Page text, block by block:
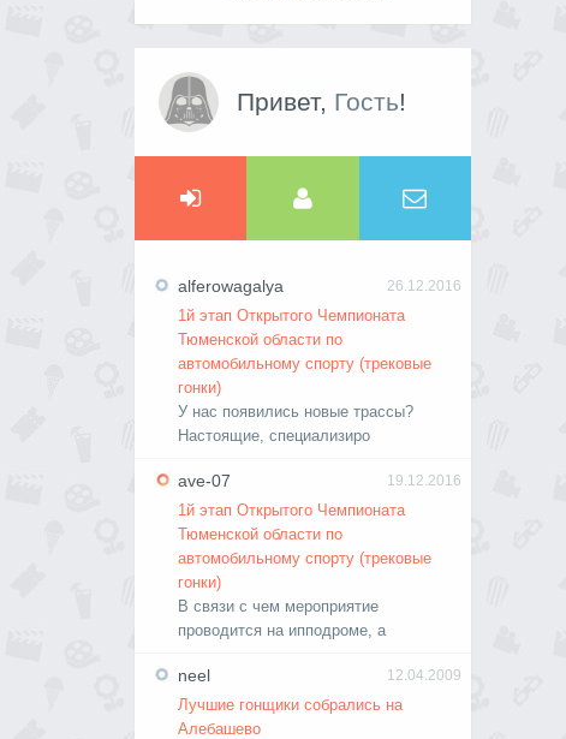
Привет, Гость!
26.12.2016
alferowagalya
1й этап Открытого Чемпионата
Тюменской области по
автомобильному спорту (трековые
гонки)
У нас появились новые трассы?
Настоящие, специализиро
19.12.2016
ave-07
1й этап Открытого Чемпионата
Тюменской области по
автомобильному спорту (трековые
гонки)
В связи с чем мероприятие
проводится на ипподроме, а
12.04.2009
neel
Лучшие гонщики собрались на
Алебашево